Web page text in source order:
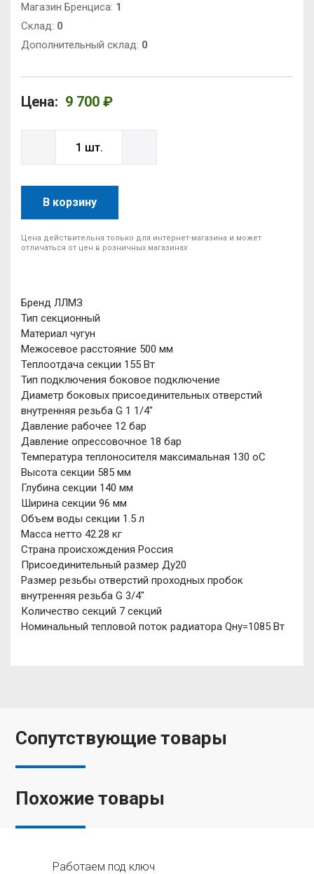
Магазин Бренциса: 1
Cклад: 0
Дополнительный склад: 0
Цена: 9 700 ₽
В корзину
Цена действительна только для интернет-магазина и может
отличаться от цен в розничных магазинах
Бренд ЛЛМЗ
Тип секционный
Материал чугун
Межосевое расстояние 500 мм
Теплоотдача секции 155 Вт
Тип подключения боковое подключение
Диаметр боковых присоединительных отверстий
внутренняя резьба G 1 1/4"
Давление рабочее 12 бар
Давление опрессовочное 18 бар
Температура теплоносителя максимальная 130 oC
Высота секции 585 мм
Глубина секции 140 мм
Ширина секции 96 мм
Объем воды секции 1.5 л
Масса нетто 42.28 кг
Страна происхождения Россия
Присоединительный размер Ду20
Размер резьбы отверстий проходных пробок
внутренняя резьба G 3/4"
Количество секций 7 секций
Номинальный тепловой поток радиатора Qну=1085 Вт
Сопутствующие товары
Похожие товары
Работаем под ключ